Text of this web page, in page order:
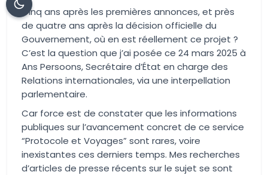
Cinq ans après les premières annonces, et près
de quatre ans après la décision officielle du
Gouvernement, où en est réellement ce projet ?
C’est la question que j’ai posée ce 24 mars 2025 à
Ans Persoons, Secrétaire d’État en charge des
Relations internationales, via une interpellation
parlementaire.
Car force est de constater que les informations
publiques sur l’avancement concret de ce service
“Protocole et Voyages” sont rares, voire
inexistantes ces derniers temps. Mes recherches
d’articles de presse récents sur le sujet se sont